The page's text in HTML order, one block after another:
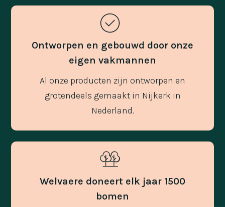
Ontworpen en gebouwd door onze
eigen vakmannen
Al onze producten zijn ontworpen en
grotendeels gemaakt in Nijkerk in
Nederland.
Welvaere doneert elk jaar 1500
bomen